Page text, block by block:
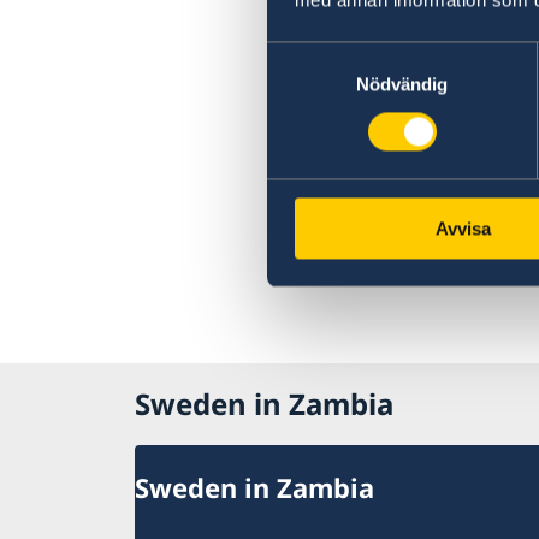
Nödvändig
Avvisa
Sweden in Zambia
Sweden in Zambia